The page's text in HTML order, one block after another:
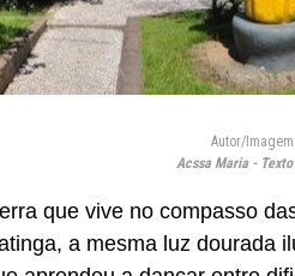
Autor/Imagem:
Acssa Maria -
que vive no compasso
a mesma luz dourada